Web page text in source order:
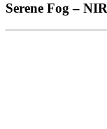
Serene Fog –